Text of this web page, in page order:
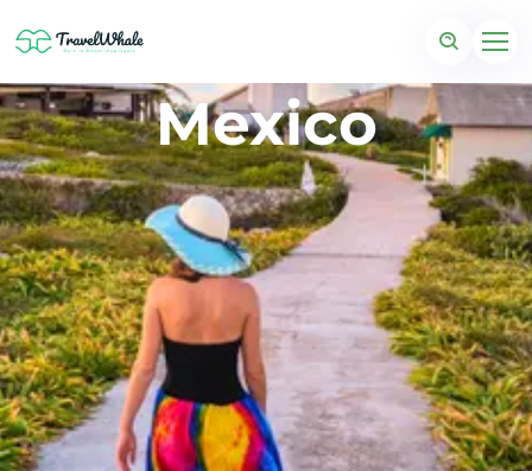
Mexico